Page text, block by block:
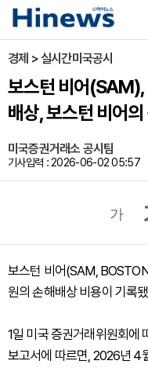
경제 > 실시간미국공시
보스턴 비어(SAM),
배상, 보스턴 비어
미국증권거래소 공시팀
기사입력 : 2026-06-02 05:57
가
보스턴 비어(SAM,
원의 손해배상 비용이 기록
1일 미국 증권거래위원회에
보고서에 따르면, 2026년 4